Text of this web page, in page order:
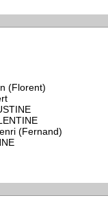
(Florent)
(Fernand)